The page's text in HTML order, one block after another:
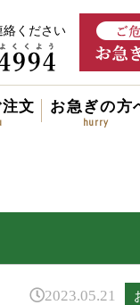
絡ください
文 お急ぎの方
2023.05.21